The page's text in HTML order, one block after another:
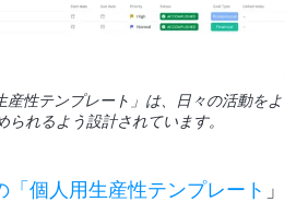
性テンプレート」は、日々の活動をよ
られるよう設計されています。
「個人用生産性テンプレート 」